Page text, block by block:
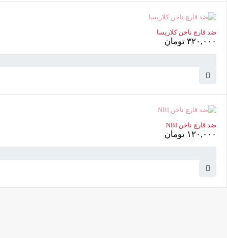
ناموجود
ضد قارچ ناخن کلاریسا
۳۲۰,۰۰۰ تومان
ناموجود
ضد قارچ ناخن NBI
۱۲۰,۰۰۰ تومان